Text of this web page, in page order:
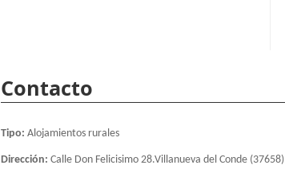
Contacto
Tipo: Alojamientos rurales
Dirección: Calle Don Felicisimo 28.Villanueva del Conde (37658)